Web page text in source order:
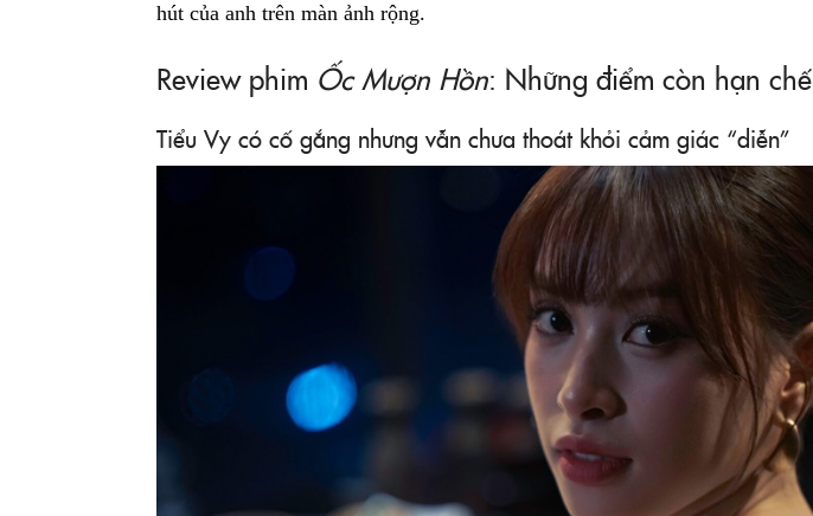
hút của anh trên màn ảnh rộng.
Review phim Ốc Mượn Hồn: Những điểm còn hạn chế
Tiểu Vy có cố gắng nhưng vẫn chưa thoát khỏi cảm giác “diễn”